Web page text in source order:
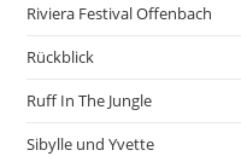
Riviera Festival Offenbach
Rückblick
Ruff In The Jungle
Sibylle und Yvette